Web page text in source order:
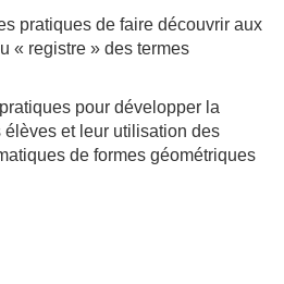
pratiques de faire découvrir aux
« registre » des termes
pour développer la
et leur utilisation des
de formes géométriques